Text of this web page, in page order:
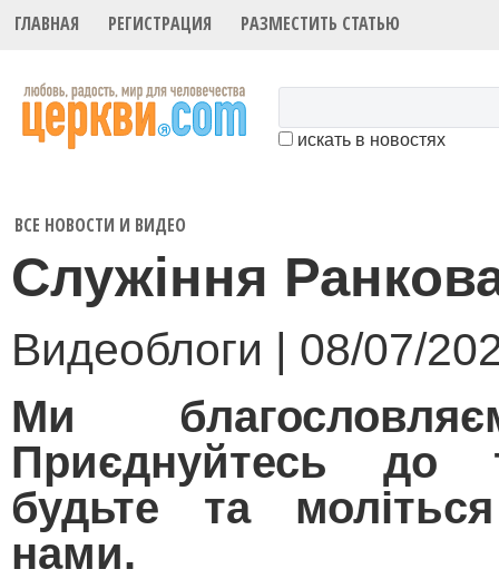
ГЛАВНАЯ РЕГИСТРАЦИЯ РАЗМЕСТИТЬ СТАТЬЮ
искать в новостях
ВСЕ НОВОСТИ И ВИДЕО
Служіння
Видеоблоги | 08/07/
Ми
Приєднуйтесь до
будьте та
нами.